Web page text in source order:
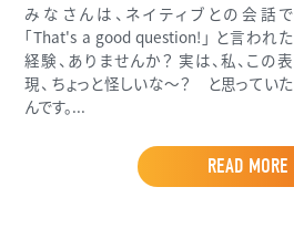
みなさんは、ネイティブとの会話で
「That's a good question!」 と言われた
経験、ありませんか？ 実は、私、この表
現、 ちょっと怪しいな〜？ と思っていた
んです。...
READ MORE